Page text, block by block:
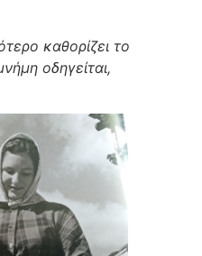
καθορίζει το
οδηγείται,